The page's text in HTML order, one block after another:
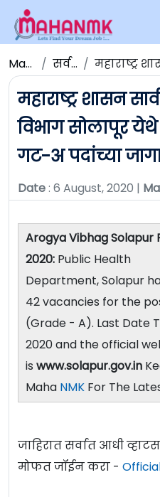
Maha NMK सर्व जाहिराती महाराष्ट्र शासन सार्वजनिक
महाराष्ट्र शासन
विभाग सोलापूर
गट-अ पदांच्या
Date: 6 August, 2020 |
Arogya Vibhag Solapur
2020: Public Health
Department, Solapur
42 vacancies for the
(Grade - A). Last Date
2020 and the official
is www.solapur.gov.in
Maha NMK For The
जाहिरात सर्वात आधी
मोफत जॉईन करा -